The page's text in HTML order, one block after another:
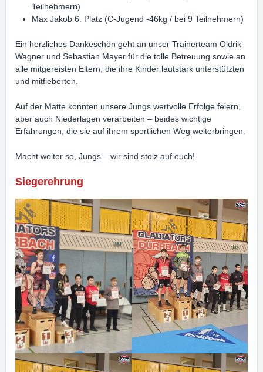
Teilnehmern)
Max Jakob 6. Platz (C-Jugend -46kg / bei 9 Teilnehmern)
Ein herzliches Dankeschön geht an unser Trainerteam Oldrik
Wagner und Sebastian Mayer für die tolle Betreuung sowie an
alle mitgereisten Eltern, die ihre Kinder lautstark unterstützten
und mitfieberten.
Auf der Matte konnten unsere Jungs wertvolle Erfolge feiern,
aber auch Niederlagen verarbeiten – beides wichtige
Erfahrungen, die sie auf ihrem sportlichen Weg weiterbringen.
Macht weiter so, Jungs – wir sind stolz auf euch!
Siegerehrung